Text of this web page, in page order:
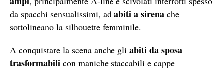
da spacchi sensualissimi, ad abitia sirena che
sottolineano la silhouette femminile.
A conquistare la scena anche gli abiti da sposa
trasformabili con maniche staccabili e cappe